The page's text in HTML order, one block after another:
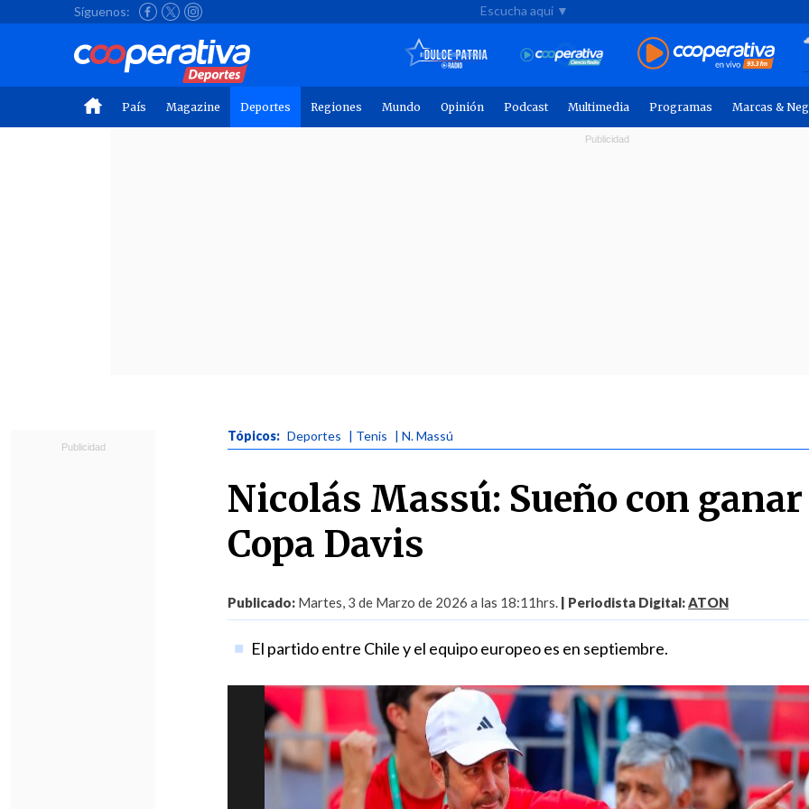
Síguenos: Escucha aquí ▼
País Magazine Deportes Regiones Mundo Opinión Podcast Multimedia Programas Marcas &
Tópicos: Deportes | Tenis | N. Massú
Nicolás Massú: Sueño con
Copa Davis
Publicado: Martes, 3 de Marzo de 2026 a las 18:11hrs. | Periodista Digital:ATON
El partido entre Chile y el equipo europeo es en septiembre.